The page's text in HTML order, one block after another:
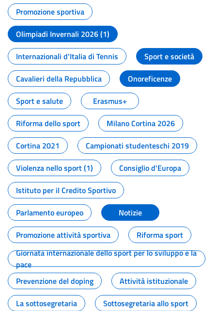
Promozione sportiva
Olimpiadi Invernali 2026 (1)
Internazionali d'Italia di Tennis
Sport e società
Cavalieri della Repubblica
Onoreficenze
Sport e salute
Erasmus+
Riforma dello sport
Milano Cortina 2026
Cortina 2021
Campionati studenteschi 2019
Violenza nello sport (1)
Consiglio d'Europa
Istituto per il Credito Sportivo
Parlamento europeo
Notizie
Promozione attività sportiva
Riforma sport
Giornata internazionale dello sport per lo sviluppo e la
pace
Prevenzione del doping
Attività istituzionale
La sottosegretaria
Sottosegretaria allo sport